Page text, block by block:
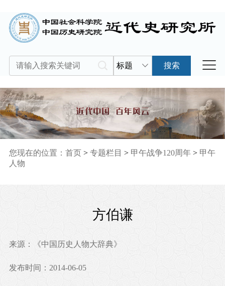
标题 搜索
您现在的位置： 首页> 专题栏目 > 甲午战争120周年> 甲午
人物
方伯谦
来源：《中国历史人物大辞典》
发布时间：2014-06-05